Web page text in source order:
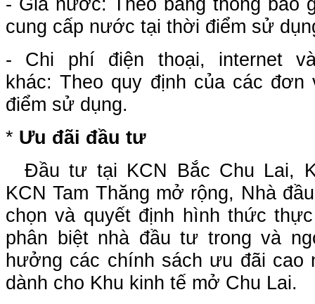
cung cấp nước tại thời điểm sử
- Chi phí điện thoại, internet
khác: Theo quy định của các
điểm sử dụng.
* Ưu đãi đầu tư
Đầu tư tại KCN Bắc Chu Lai,
KCN Tam Thăng mở rộng, Nhà
chọn và quyết định hình thức
phân biệt nhà đầu tư trong và
hưởng các chính sách ưu đãi cao
dành cho Khu kinh tế mở Chu Lai.